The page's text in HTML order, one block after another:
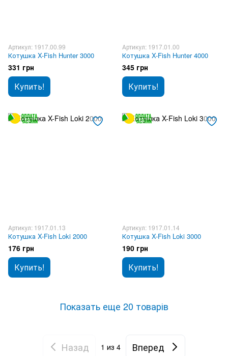
Артикул: 1917.00.99
Котушка X-Fish Hunter 3000
331 грн
Купить!
Артикул: 1917.01.00
Котушка X-Fish Hunter 4000
345 грн
Купить!
Артикул: 1917.01.13
Котушка X-Fish Loki 2000
176 грн
Купить!
Артикул: 1917.01.14
Котушка X-Fish Loki 3000
190 грн
Купить!
Показать еще 20 товарів
Назад 1 из 4 Вперед